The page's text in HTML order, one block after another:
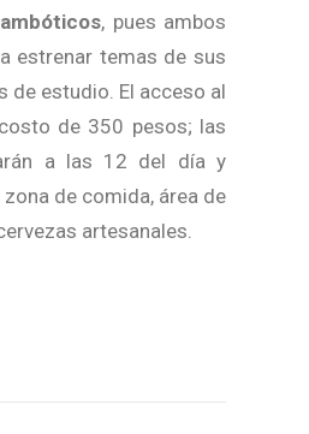
, pues ambos
estrenar temas de sus
de estudio. El acceso al
de 350 pesos; las
a las 12 del día y
de comida, área de
artesanales.